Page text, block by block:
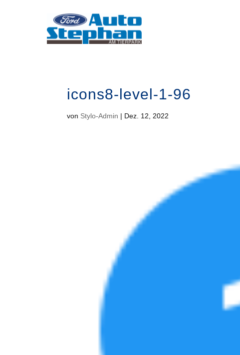
icons8-level-1-96
von Stylo-Admin | Dez. 12, 2022